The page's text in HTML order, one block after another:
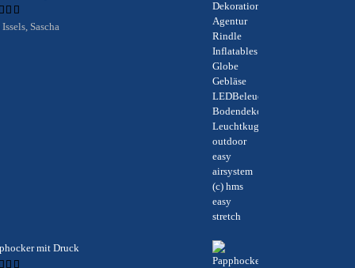
von 5
Sascha
mit Druck